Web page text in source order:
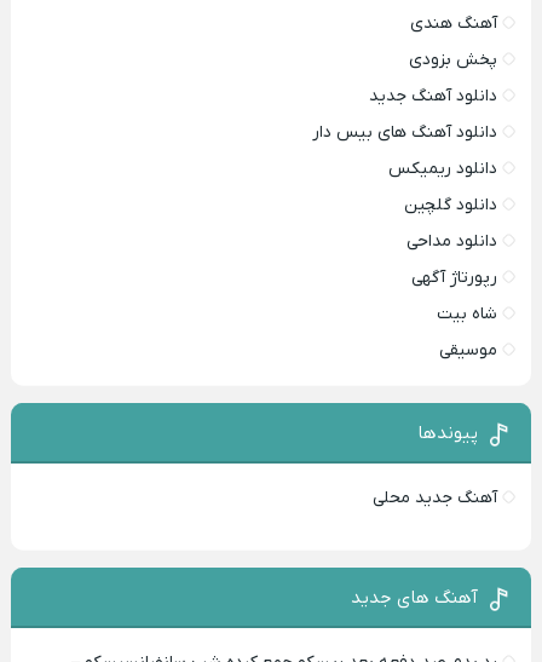
آهنگ هندی
پخش بزودی
دانلود آهنگ جدید
دانلود آهنگ های بیس دار
دانلود ریمیکس
دانلود گلچین
دانلود مداحی
رپورتاژ آگهی
شاه بیت
موسیقی
پیوندها
آهنگ جدید محلی
آهنگ های جدید